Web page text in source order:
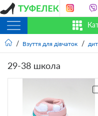
Взуття для дівчаток
29-38 школа